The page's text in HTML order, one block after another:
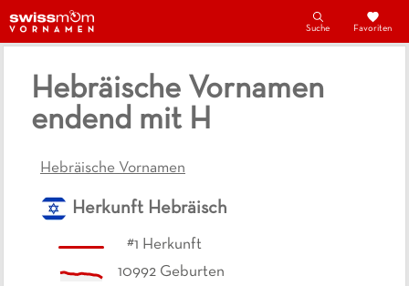
Suche Favoriten
Hebräische Vornamen
endend mit H
Hebräische Vornamen
Herkunft Hebräisch
#1 Herkunft
10992 Geburten